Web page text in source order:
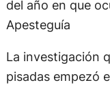
del año en que
Apesteguía
La investigación
pisadas empezó